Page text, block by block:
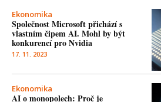
Ekonomika
Společnost Microsoft přichází s
vlastním čipem AI. Mohl by být
konkurencí pro Nvidia
17. 11. 2023
Ekonomika
AI o monopolech: Proč je